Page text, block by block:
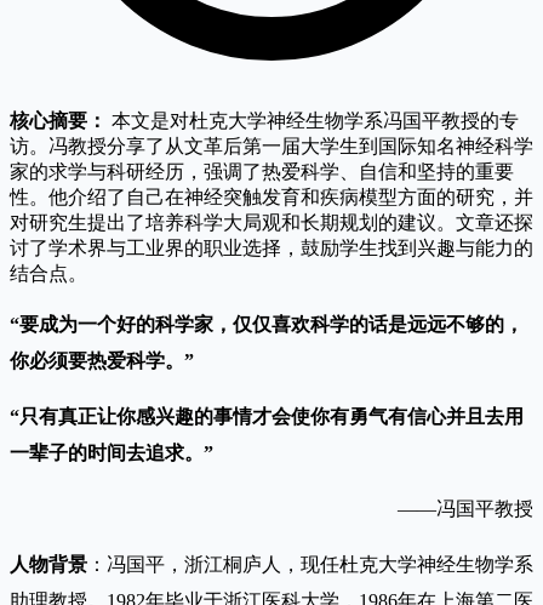
核心摘要： 本文是对杜克大学神经生物学系冯国平教授的专
访。冯教授分享了从文革后第一届大学生到国际知名神经科学
家的求学与科研经历，强调了热爱科学、自信和坚持的重要
性。他介绍了自己在神经突触发育和疾病模型方面的研究，并
对研究生提出了培养科学大局观和长期规划的建议。文章还探
讨了学术界与工业界的职业选择，鼓励学生找到兴趣与能力的
结合点。
“要成为一个好的科学家，仅仅喜欢科学的话是远远不够的，
你必须要热爱科学。”
“只有真正让你感兴趣的事情才会使你有勇气有信心并且去用
一辈子的时间去追求。”
——冯国平教授
人物背景 ：冯国平，浙江桐庐人，现任杜克大学神经生物学系
助理教授。1982年毕业于浙江医科大学，1986年在上海第二医